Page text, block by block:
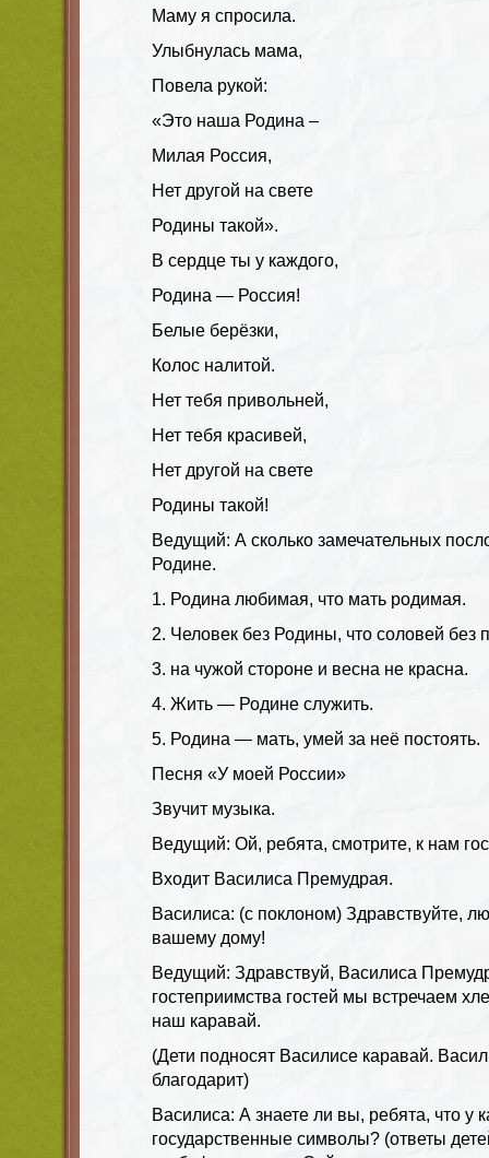
Маму я спросила.
Улыбнулась мама,
Повела рукой:
«Это наша Родина –
Милая Россия,
Нет другой на свете
Родины такой».
В сердце ты у каждого,
Родина — Россия!
Белые берёзки,
Колос налитой.
Нет тебя привольней,
Нет тебя красивей,
Нет другой на свете
Родины такой!
Ведущий: А сколько замечательных
Родине.
1. Родина любимая, что мать родимая.
2. Человек без Родины, что соловей без
3. на чужой стороне и весна не красна.
4. Жить — Родине служить.
5. Родина — мать, умей за неё постоять.
Песня «У моей России»
Звучит музыка.
Ведущий: Ой, ребята, смотрите, к нам
Входит Василиса Премудрая.
Василиса: (с поклоном) Здравствуйте,
вашему дому!
Ведущий: Здравствуй, Василиса
гостеприимства гостей мы встречаем
наш каравай.
(Дети подносят Василисе каравай.
благодарит)
Василиса: А знаете ли вы, ребята, что у
государственные символы? (ответы